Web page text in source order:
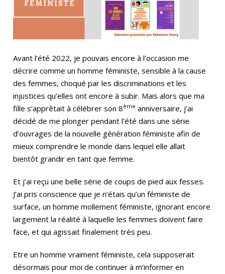
Avant l’été 2022, je pouvais encore à l’occasion me
décrire comme un homme féministe, sensible à la cause
des femmes, choqué par les discriminations et les
injustices qu’elles ont encore à subir. Mais alors que ma
fille s’apprêtait à célébrer son 8ème anniversaire, j’ai
décidé de me plonger pendant l’été dans une série
d’ouvrages de la nouvelle génération féministe afin de
mieux comprendre le monde dans lequel elle allait
bientôt grandir en tant que femme.
Et j’ai reçu une belle série de coups de pied aux fesses.
J’ai pris conscience que je n’étais qu’un féministe de
surface, un homme mollement féministe, ignorant encore
largement la réalité à laquelle les femmes doivent faire
face, et qui agissait finalement très peu.
Etre un homme vraiment féministe, cela supposerait
désormais pour moi de continuer à m’informer en